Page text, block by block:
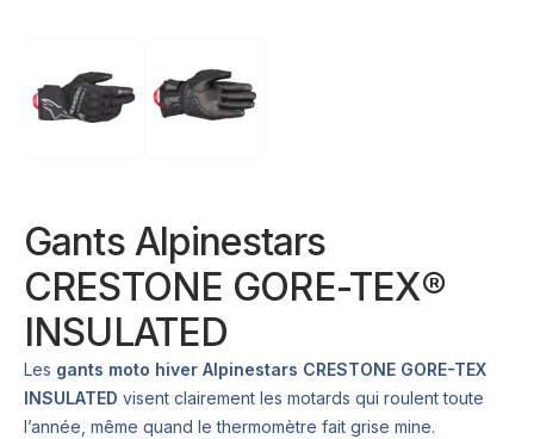
Gants Alpinestars
CRESTONE GORE-TEX®
INSULATED
Les gants moto hiver Alpinestars CRESTONE GORE-TEX
INSULATED visent clairement les motards qui roulent toute
l’année, même quand le thermomètre fait grise mine.